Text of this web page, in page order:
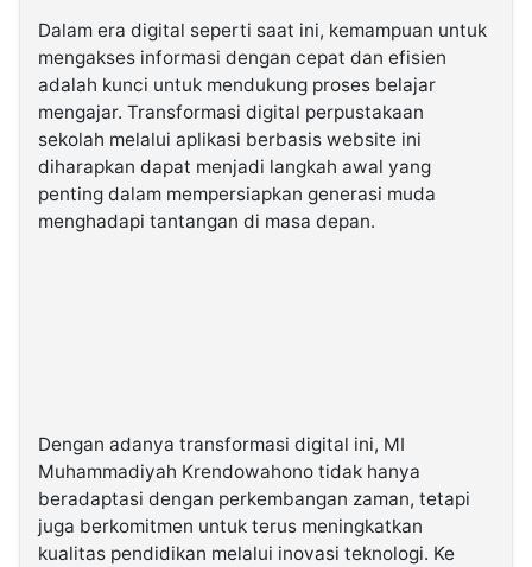
Dalam era digital seperti saat ini, kemampuan untuk
mengakses informasi dengan cepat dan efisien
adalah kunci untuk mendukung proses belajar
mengajar. Transformasi digital perpustakaan
sekolah melalui aplikasi berbasis website ini
diharapkan dapat menjadi langkah awal yang
penting dalam mempersiapkan generasi muda
menghadapi tantangan di masa depan.
Dengan adanya transformasi digital ini, MI
Muhammadiyah Krendowahono tidak hanya
beradaptasi dengan perkembangan zaman, tetapi
juga berkomitmen untuk terus meningkatkan
kualitas pendidikan melalui inovasi teknologi. Ke